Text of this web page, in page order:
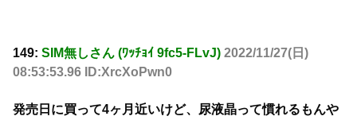
149: SIM無しさん (ﾜｯﾁｮｲ 9fc5-FLvJ) 2022/11/27(日)
08:53:53.96 ID:XrcXoPwn0
発売日に買って4ヶ月近いけど、尿液晶って慣れるもんや